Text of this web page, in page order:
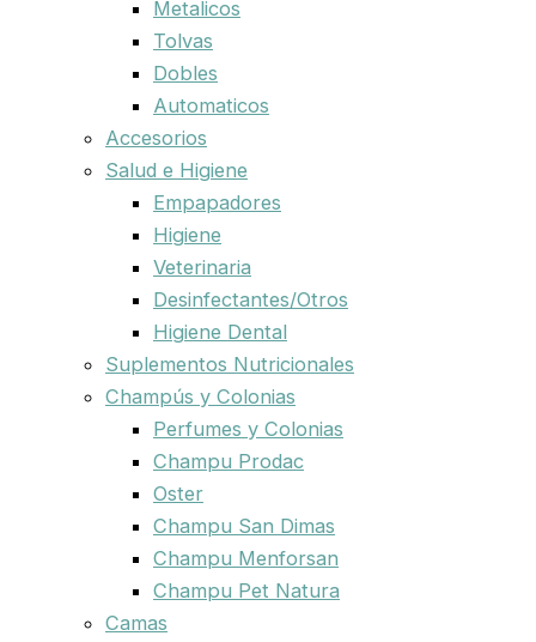
Metalicos
Tolvas
Dobles
Automaticos
Accesorios
Salud e Higiene
Empapadores
Higiene
Veterinaria
Desinfectantes/Otros
Higiene Dental
Suplementos Nutricionales
Champús y Colonias
Perfumes y Colonias
Champu Prodac
Oster
Champu San Dimas
Champu Menforsan
Champu Pet Natura
Camas